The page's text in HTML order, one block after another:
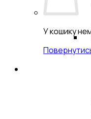
У кошику